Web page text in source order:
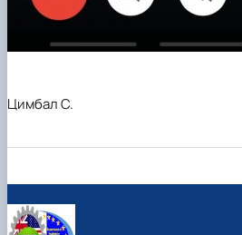
Цимбал С.